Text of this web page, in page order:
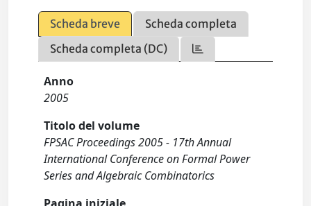
Scheda breve
Scheda completa
Scheda completa (DC)
Anno
2005
Titolo del volume
FPSAC Proceedings 2005 - 17th Annual
International Conference on Formal Power
Series and Algebraic Combinatorics